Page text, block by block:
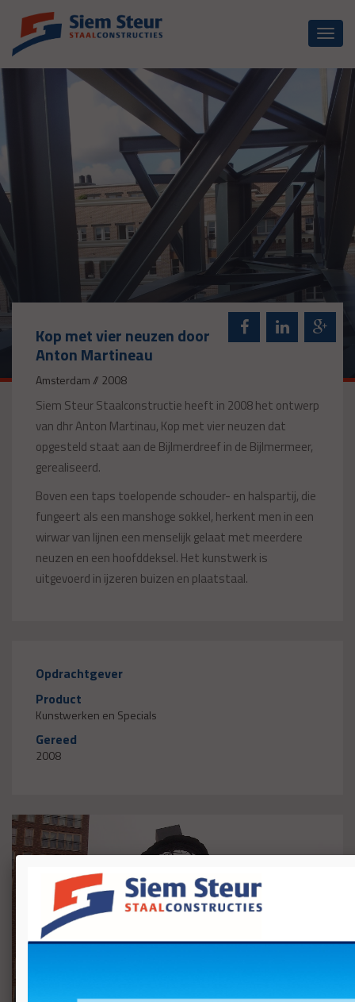
Toggle
Kop met vier neuzen door
Anton Martineau
Amsterdam // 2008
Siem Steur Staalconstructie heeft in 2008 het ontwerp
van dhr Anton Martinau, Kop met vier neuzen dat
opgesteld staat aan de Bijlmerdreef in de Bijlmermeer,
gerealiseerd.
Boven een taps toelopende schouder- en halspartij, die
fungeert als een manshoge sokkel, herkent men in een
wirwar van lijnen een menselijk gelaat met meerdere
neuzen en een hoofddeksel. Het kunstwerk is
uitgevoerd in ijzeren buizen en plaatstaal.
Opdrachtgever
Product
Kunstwerken en Specials
Gereed
2008